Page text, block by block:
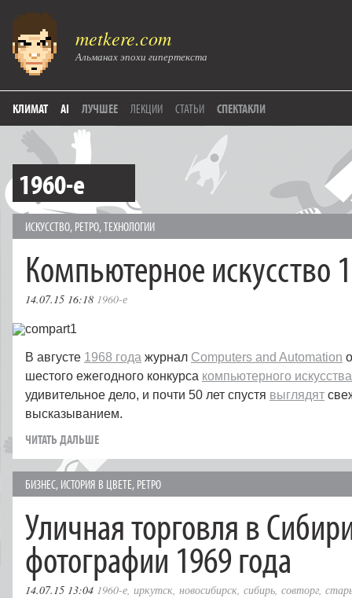
metkere.com
Альманах эпохи гипертекста
КЛИМАТ AI ЛУЧШЕЕ ЛЕКЦИИ СТАТЬИ СПЕКТАКЛИ
1960-е
ИСКУССТВО, РЕТРО,ТЕХНОЛОГИИ
Компьютерное искусство
14.07.15 16:18 1960-е
В августе 1968 года журнал Computers and Automation
шестого ежегодного конкурса компьютерного искусства
удивительное дело, и почти 50 лет спустя выглядят
высказыванием.
ЧИТАТЬ ДАЛЬШЕ
БИЗНЕС, ИСТОРИЯ В ЦВЕТЕ, РЕТРО
Уличная торговля в
фотографии 1969 года
14.07.15 13:04 1960-е, иркутск, новосибирск, сибирь, совторг,